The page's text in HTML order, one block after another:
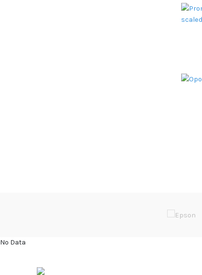
No Data